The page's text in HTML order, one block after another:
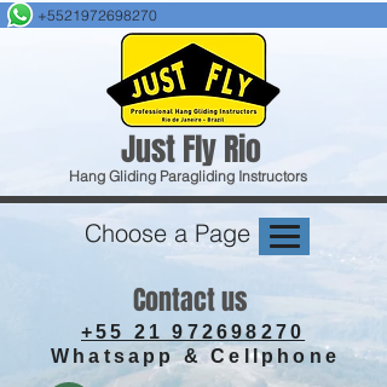
Just Fly Rio
Hang Gliding Paragliding Instructors
Choose a Page
+5521972698270
Contact us
+55 21 972698270
Whatsapp & Cellphone